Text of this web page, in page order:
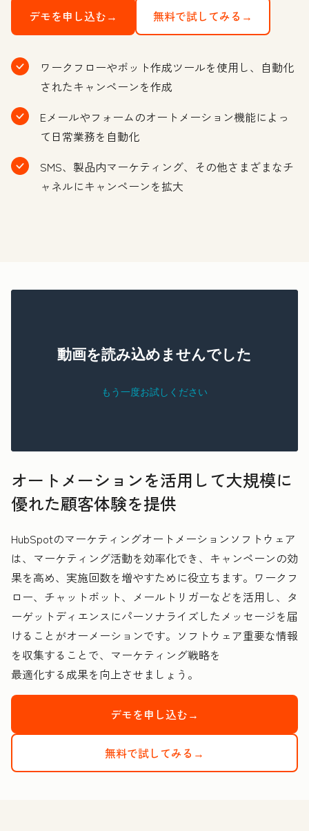
デモを申し込む→ 無料で試してみる→
ワークフローやボット作成ツールを使用し、自動化
されたキャンペーンを作成
Eメールやフォームのオートメーション機能によっ
て日常業務を自動化
SMS、製品内マーケティング、その他さまざまなチ
ャネルにキャンペーンを拡大
オートメーションを活用して大規模に
優れた顧客体験を提供
HubSpotのマーケティングオートメーションソフトウェア
は、マーケティング活動を効率化でき、キャンペーンの効
果を高め、実施回数を増やすために役立ちます。ワークフ
ロー、チャットボット、メールトリガーなどを活用し、タ
ーゲットディエンスにパーソナライズしたメッセージを届
けることがオーメーションです。ソフトウェア重要な情報
を収集することで、マーケティング戦略を
最適化する成果を向上させましょう。
デモを申し込む→
無料で試してみる→